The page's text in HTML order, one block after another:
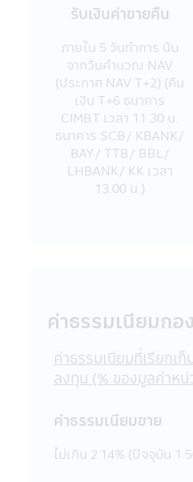
ชม หรือผู้ลงทุน อันเนื่องมา
แอปพลิเคชันผ่านโทรศัพ
แอปพลิเคชันผ่านโทรศัพ
กับบริษัท
18. บริษัทจัดการขอสงว
ในแอปพลิเคชันผ่านโทร
ให้ผู้ใดเผยแพร่ อ้างอิง ล
แก้ไขด้วยวิธีการใดๆ ไม่ว่
ของข้อมูลในแอปพลิเคชั
เว้นแต่จะได้รับอนุญาตเ
จากบริษัทจัดการก่อน บริ
แอปพลิเคชันผ่านโทรศัพท์
ข้อความ ข้อมูล เอกสาร ห
แอปพลิเคชันผ่านโทรศัพท์
ออกไป ไม่ว่าเป็นการเฉพา
ทั่วไปในประการที่อาจจะทำ
หรือชื่อเสียงของบริษัทจัด
19. การแก้ไขเปลี่ยนแปล
ข้อมูล เอกสาร หรือสื่อใด
รับเงินค่าขายคืน
ภายใน 5 วันทําการ นับ
จากวันคํานวณ NAV
(ประกาศ NAV T+2) (คืน
เงิน T+6 ธนาคาร
CIMBT เวลา 11.30 น.
ธนาคาร SCB/ KBANK/
BAY/ TTB/ BBL/
LHBANK/ KK เวลา
13.00 น.)
ค่าธรรมเนียมกอ
ค่าธรรมเนียมที่เรียกเ
ลงทุน (% ของมูลค่าห
ค่าธรรมเนียมขาย
ไม่เกิน 2.14% (ปัจจุบัน